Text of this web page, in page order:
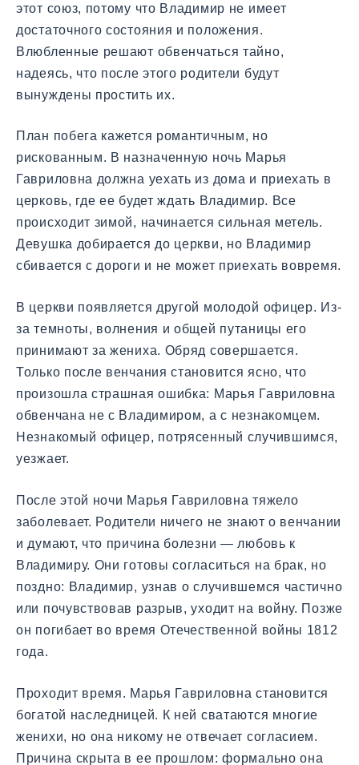
этот союз, потому что Владимир не имеет
достаточного состояния и положения.
Влюбленные решают обвенчаться тайно,
надеясь, что после этого родители будут
вынуждены простить их.
План побега кажется романтичным, но
рискованным. В назначенную ночь Марья
Гавриловна должна уехать из дома и приехать в
церковь, где ее будет ждать Владимир. Все
происходит зимой, начинается сильная метель.
Девушка добирается до церкви, но Владимир
сбивается с дороги и не может приехать вовремя.
В церкви появляется другой молодой офицер. Из-
за темноты, волнения и общей путаницы его
принимают за жениха. Обряд совершается.
Только после венчания становится ясно, что
произошла страшная ошибка: Марья Гавриловна
обвенчана не с Владимиром, а с незнакомцем.
Незнакомый офицер, потрясенный случившимся,
уезжает.
После этой ночи Марья Гавриловна тяжело
заболевает. Родители ничего не знают о венчании
и думают, что причина болезни — любовь к
Владимиру. Они готовы согласиться на брак, но
поздно: Владимир, узнав о случившемся частично
или почувствовав разрыв, уходит на войну. Позже
он погибает во время Отечественной войны 1812
года.
Проходит время. Марья Гавриловна становится
богатой наследницей. К ней сватаются многие
женихи, но она никому не отвечает согласием.
Причина скрыта в ее прошлом: формально она